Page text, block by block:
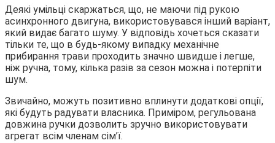
Деякі умільці скаржаться, що, не маючи під рукою
асинхронного двигуна, використовувався інший варіант,
який видає багато шуму. У відповідь хочеться сказати
тільки те, що в будь-якому випадку механічне
прибирання трави проходить значно швидше і легше,
ніж ручна, тому, кілька разів за сезон можна і потерпіти
шум.
Звичайно, можуть позитивно вплинути додаткові опції,
які будуть радувати власника. Приміром, регульована
довжина ручки дозволить зручно використовувати
агрегат всім членам сім’ї.